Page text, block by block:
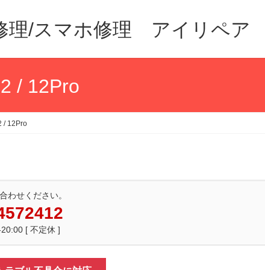
理/スマホ修理 アイリペア
/ 12Pro
/ 12Pro
わせください。
[ 不定休 ]